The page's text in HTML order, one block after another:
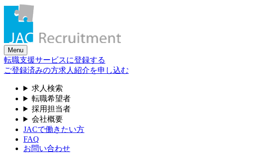
Skip
content
Menu
転職支援サービスに登録する
ご登録済みの方求人紹介を申し込む
求人検索
転職希望者
採用担当者
会社概要
JACで働きたい方
FAQ
お問い合わせ